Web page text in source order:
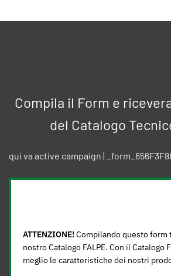
Compila il Form e
del Catalogo
qui va active campaign |
ATTENZIONE!Compilando questo
nostro Catalogo FALPE. Con il Catalogo
meglio le caratteristiche dei nostri